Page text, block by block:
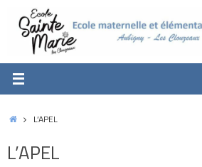
contenu
AccueilL’APEL
L’APEL